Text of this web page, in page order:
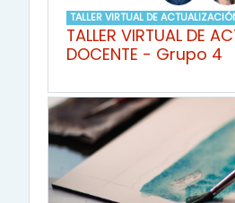
TALLER VIRTUAL DE
TALLER VIRTUAL DE
DOCENTE - Grupo 4